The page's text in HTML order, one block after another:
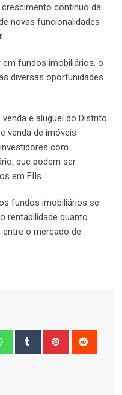
contínuo da
novas funcionalidades
fundos imobiliários, o
diversas oportunidades
e aluguel do Distrito
venda de imóveis
com
que podem ser
em FIIs.
fundos imobiliários se
rentabilidade quanto
o mercado de
WhatsappTumblr Pinterest